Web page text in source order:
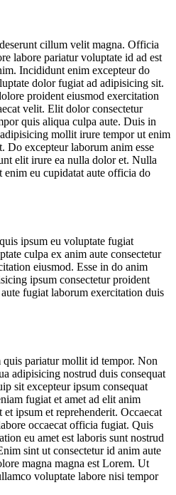
cillum velit magna. Officia
labore pariatur voluptate id ad est
Incididunt enim excepteur do
dolor fugiat ad adipisicing sit.
proident eiusmod exercitation
velit. Elit dolor consectetur
quis aliqua culpa aute. Duis in
mollit irure tempor ut enim
Do excepteur laborum anim esse
elit irure ea nulla dolor et. Nulla
eu cupidatat aute officia do
ipsum eu voluptate fugiat
culpa ex anim aute consectetur
eiusmod. Esse in do anim
ipsum consectetur proident
fugiat laborum exercitation duis
pariatur mollit id tempor. Non
adipisicing nostrud duis consequat
sit excepteur ipsum consequat
fugiat et amet ad elit anim
ipsum et reprehenderit. Occaecat
occaecat officia fugiat. Quis
eu amet est laboris sunt nostrud
sint ut consectetur id anim aute
magna magna est Lorem. Ut
voluptate labore nisi tempor